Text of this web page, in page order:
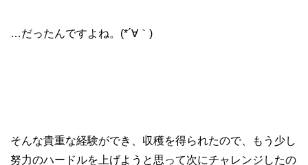
…だったんですよね。(*´∀｀)
そんな貴重な経験ができ、収穫を得られたので、もう少し
努力のハードルを上げようと思って次にチャレンジしたの